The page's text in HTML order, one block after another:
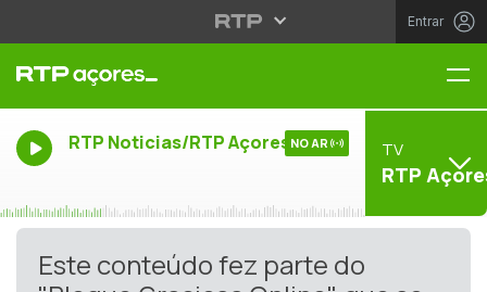
Entrar
RTP Noticias/RTP Açores NO AR TV
RTP
Este conteúdo fez parte do